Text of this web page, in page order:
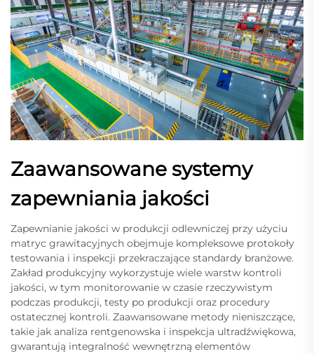
Zaawansowane systemy
zapewniania jakości
Zapewnianie jakości w produkcji odlewniczej przy użyciu
matryc grawitacyjnych obejmuje kompleksowe protokoły
testowania i inspekcji przekraczające standardy branżowe.
Zakład produkcyjny wykorzystuje wiele warstw kontroli
jakości, w tym monitorowanie w czasie rzeczywistym
podczas produkcji, testy po produkcji oraz procedury
ostatecznej kontroli. Zaawansowane metody nieniszczące,
takie jak analiza rentgenowska i inspekcja ultradźwiękowa,
gwarantują integralność wewnętrzną elementów